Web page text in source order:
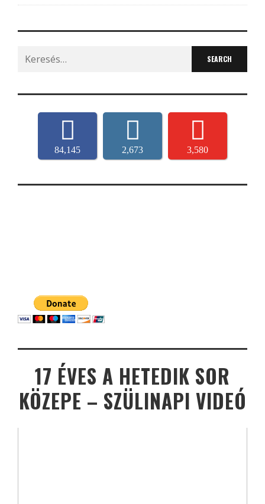
Search
for:
84,145 2,673 3,580
17 ÉVES A HETEDIK SOR
KÖZEPE – SZÜLINAPI VIDEÓ